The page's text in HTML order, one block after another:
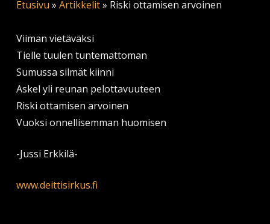
Etusivu » Artikkelit» Riski ottamisen arvoinen
Viiman vietäväksi
Tielle tuulen tuntemattoman
Sumussa silmät kiinni
Askel yli reunan pelottavuuteen
Riski ottamisen arvoinen
Vuoksi onnellisemman huomisen
-Jussi Erkkilä-
www.deittisirkus.fi